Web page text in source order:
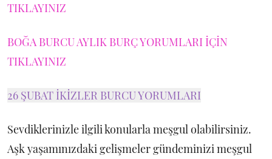
TIKLAYINIZ
BOĞA BURCU AYLIK BURÇ YORUMLARI İÇİN
TIKLAYINIZ
26 ŞUBAT İKİZLER BURCU YORUMLARI
Sevdiklerinizle ilgili konularla meşgul olabilirsiniz.
Aşk yaşamınızdaki gelişmeler gündeminizi meşgul